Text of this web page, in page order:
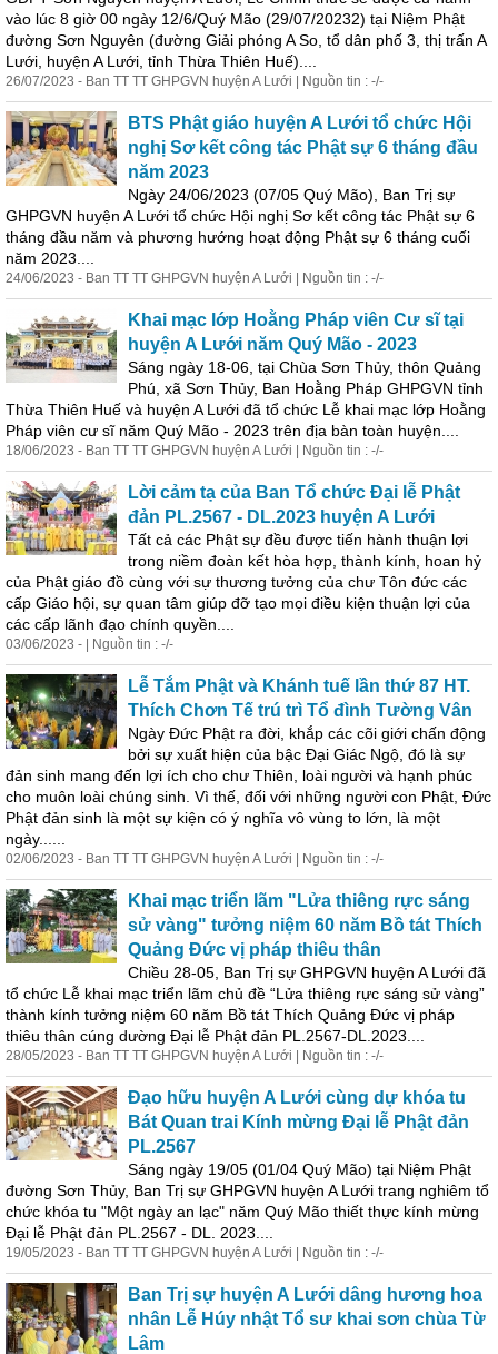
vào lúc 8 giờ 00 ngày 12/6/Quý Mão (29/07/20232) tại Niệm Phật
đường Sơn Nguyên (đường Giải phóng A So, tổ dân phố 3, thị trấn A
Lưới, huyện A Lưới, tỉnh Thừa Thiên Huế)....
26/07/2023 - Ban TT TT GHPGVN huyện A Lưới | Nguồn tin : -/-
BTS Phật giáo huyện A Lưới tổ chức Hội
nghị Sơ kết công tác Phật sự 6 tháng đầu
năm 2023
Ngày 24/06/2023 (07/05 Quý Mão), Ban Trị sự
GHPGVN huyện A Lưới tổ chức Hội nghị Sơ kết công tác Phật sự 6
tháng đầu năm và phương hướng hoạt động Phật sự 6 tháng cuối
năm 2023....
24/06/2023 - Ban TT TT GHPGVN huyện A Lưới | Nguồn tin : -/-
Khai mạc lớp Hoằng Pháp viên Cư sĩ tại
huyện A Lưới năm Quý Mão - 2023
Sáng ngày 18-06, tại Chùa Sơn Thủy, thôn Quảng
Phú, xã Sơn Thủy, Ban Hoằng Pháp GHPGVN tỉnh
Thừa Thiên Huế và huyện A Lưới đã tổ chức Lễ khai mạc lớp Hoằng
Pháp viên cư sĩ năm Quý Mão - 2023 trên địa bàn toàn huyện....
18/06/2023 - Ban TT TT GHPGVN huyện A Lưới | Nguồn tin : -/-
Lời cảm tạ của Ban Tổ chức Đại lễ Phật
đản PL.2567 - DL.2023 huyện A Lưới
Tất cả các Phật sự đều được tiến hành thuận lợi
trong niềm đoàn kết hòa hợp, thành kính, hoan hỷ
của Phật giáo đồ cùng với sự thương tưởng của chư Tôn đức các
cấp Giáo hội, sự quan tâm giúp đỡ tạo mọi điều kiện thuận lợi của
các cấp lãnh đạo chính quyền....
03/06/2023 - | Nguồn tin : -/-
Lễ Tắm Phật và Khánh tuế lần thứ 87 HT.
Thích Chơn Tế trú trì Tổ đình Tường Vân
Ngày Đức Phật ra đời, khắp các cõi giới chấn động
bởi sự xuất hiện của bậc Đại Giác Ngộ, đó là sự
đản sinh mang đến lợi ích cho chư Thiên, loài người và hạnh phúc
cho muôn loài chúng sinh. Vì thế, đối với những người con Phật, Đức
Phật đản sinh là một sự kiện có ý nghĩa vô vùng to lớn, là một
ngày......
02/06/2023 - Ban TT TT GHPGVN huyện A Lưới | Nguồn tin : -/-
Khai mạc triển lãm "Lửa thiêng rực sáng
sử vàng" tưởng niệm 60 năm Bồ tát Thích
Quảng Đức vị pháp thiêu thân
Chiều 28-05, Ban Trị sự GHPGVN huyện A Lưới đã
tổ chức Lễ khai mạc triển lãm chủ đề “Lửa thiêng rực sáng sử vàng”
thành kính tưởng niệm 60 năm Bồ tát Thích Quảng Đức vị pháp
thiêu thân cúng dường Đại lễ Phật đản PL.2567-DL.2023....
28/05/2023 - Ban TT TT GHPGVN huyện A Lưới | Nguồn tin : -/-
Đạo hữu huyện A Lưới cùng dự khóa tu
Bát Quan trai Kính mừng Đại lễ Phật đản
PL.2567
Sáng ngày 19/05 (01/04 Quý Mão) tại Niệm Phật
đường Sơn Thủy, Ban Trị sự GHPGVN huyện A Lưới trang nghiêm tổ
chức khóa tu "Một ngày an lạc" năm Quý Mão thiết thực kính mừng
Đại lễ Phật đản PL.2567 - DL. 2023....
19/05/2023 - Ban TT TT GHPGVN huyện A Lưới | Nguồn tin : -/-
Ban Trị sự huyện A Lưới dâng hương hoa
nhân Lễ Húy nhật Tổ sư khai sơn chùa Từ
Lâm